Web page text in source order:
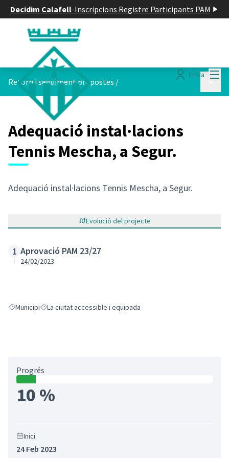
Decidim Calafell-Inscripcions Registre Participants PAM
Entra
Retorn i seguiment propostes /
Adequació instal·lacions
Tennis Mescha, a Segur.
Adequació instal·lacions Tennis Mescha, a Segur.
Evolució del projecte
1 Aprovació PAM 23/27
24/02/2023
Resultats en filtrar per: Municipi
MunicipiResultats en filtrar per: La ciutat accessible i equipada
La ciutat accessible i equipada
Progrés
10 %
Inici
24 Feb 2023